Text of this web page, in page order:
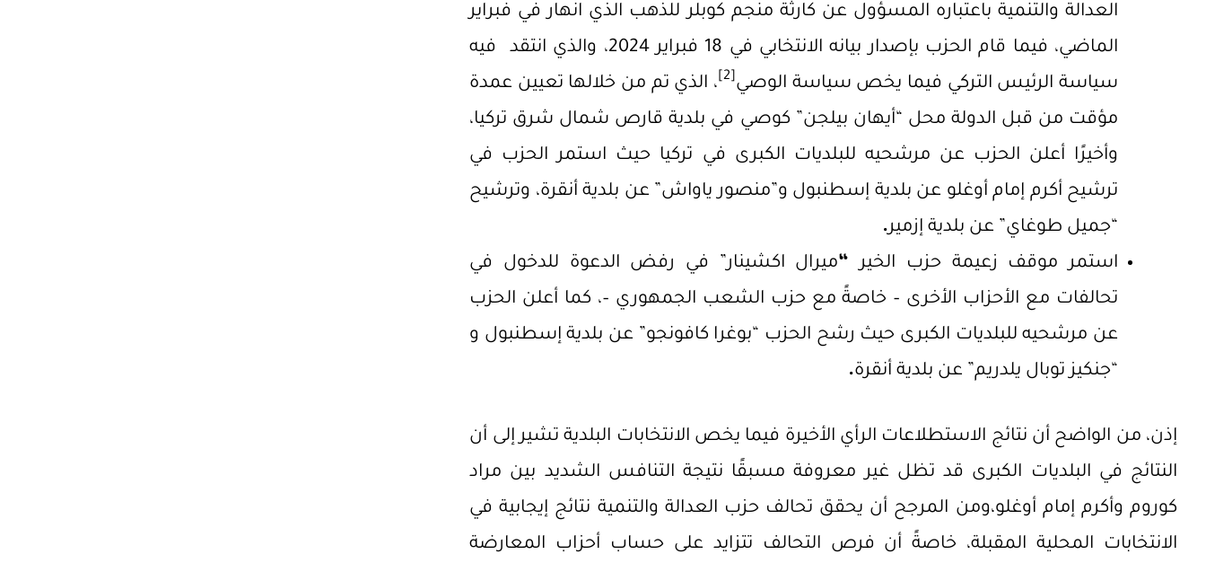
العدالة والتنمية باعتباره المسؤول عن كارثة منجم كوبلر للذهب الذي انهار في فبراير
الماضي، فيما قام الحزب بإصدار بيانه الانتخابي في 18 فبراير 2024، والذي انتقد فيه
سياسة الرئيس التركي فيما يخص سياسة الوصي[2]
، الذي تم من خلالها تعيين عمدة
مؤقت من قبل الدولة محل “أيهان بيلجن” كوصي في بلدية قارص شمال شرق تركيا،
وأخيرًا أعلن الحزب عن مرشحيه للبلديات الكبرى في تركيا حيث استمر الحزب في
ترشيح أكرم إمام أوغلو عن بلدية إسطنبول و”منصور ياواش” عن بلدية أنقرة، وترشيح
“جميل طوغاي” عن بلدية إزمير.
استمر موقف زعيمة حزب الخير “ميرال اكشينار” في رفض الدعوة للدخول في
تحالفات مع الأحزاب الأخرى – خاصةً مع حزب الشعب الجمهوري –، كما أعلن الحزب
عن مرشحيه للبلديات الكبرى حيث رشح الحزب “بوغرا كافونجو” عن بلدية إسطنبول و
“جنكيز توبال يلدريم” عن بلدية أنقرة.
إذن، من الواضح أن نتائج الاستطلاعات الرأي الأخيرة فيما يخص الانتخابات البلدية تشير إلى أن
النتائج في البلديات الكبرى قد تظل غير معروفة مسبقًا نتيجة التنافس الشديد بين مراد
كوروم وأكرم إمام أوغلو،ومن المرجح أن يحقق تحالف حزب العدالة والتنمية نتائج إيجابية في
الانتخابات المحلية المقبلة، خاصةً أن فرص التحالف تتزايد على حساب أحزاب المعارضة